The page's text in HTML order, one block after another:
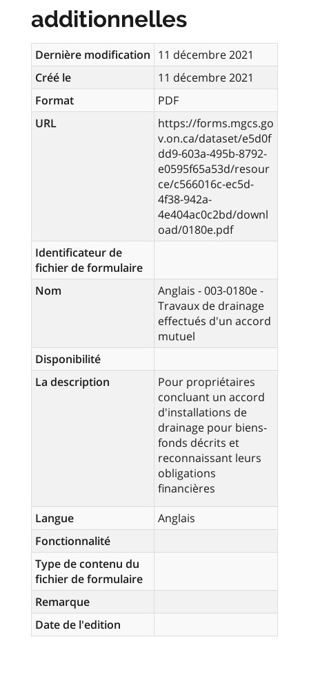
additionnelles
Dernière modification 11 décembre 2021
Créé le
11 décembre 2021
Format
PDF
URL
https://forms.mgcs.go
v.on.ca/dataset/e5d0f
dd9-603a-495b-8792-
e0595f65a53d/resour
ce/c566016c-ec5d-
4f38-942a-
4e404ac0c2bd/downl
oad/0180e.pdf
Identificateur de
fichier de formulaire
Nom
Anglais - 003-0180e -
Travaux de drainage
effectués d'un accord
mutuel
Disponibilité
La description
Pour propriétaires
concluant un accord
d'installations de
drainage pour biens-
fonds décrits et
reconnaissant leurs
obligations
financières
Langue
Anglais
Fonctionnalité
Type de contenu du
fichier de formulaire
Remarque
Date de l'edition